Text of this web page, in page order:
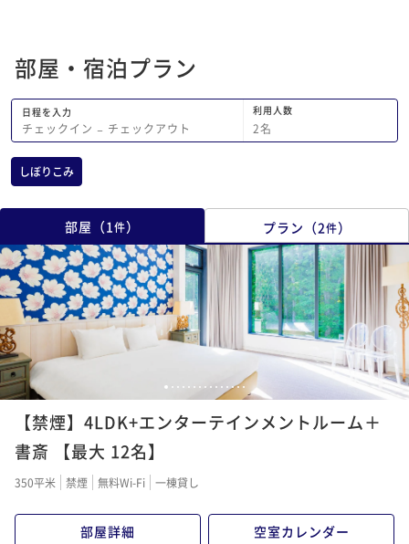
部屋・宿泊プラン
日程を入力
チェックイン − チェックアウト
利用人数
2名
しぼりこみ
部屋 （1 件） プラン （2件）
1 2 3 4 5 6 7 8 9 10 11 12131415
【禁煙】4LDK+エンターテインメントルーム＋
書斎 【最大 12名】
350平米 禁煙 無料Wi-Fi 一棟貸し
部屋詳細 空室カレンダー